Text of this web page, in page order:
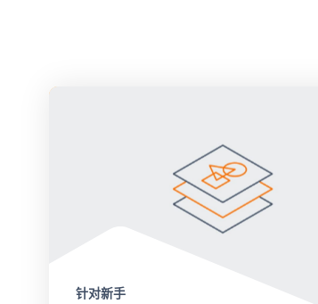
针对新手